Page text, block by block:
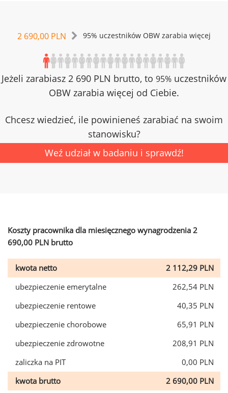
2 690,00 PLN 95% uczestników OBW zarabia więcej
Jeżeli zarabiasz 2 690 PLN brutto, to 95% uczestników
OBW zarabia więcej od Ciebie.
Chcesz wiedzieć, ile powinieneś zarabiać na swoim
stanowisku?
Weź udział w badaniu i sprawdź!
Koszty pracownika dla miesięcznego wynagrodzenia 2
690,00 PLN brutto
kwota netto
2 112,29 PLN
ubezpieczenie emerytalne
262,54 PLN
ubezpieczenie rentowe
40,35 PLN
ubezpieczenie chorobowe
65,91 PLN
ubezpieczenie zdrowotne
208,91 PLN
zaliczka na PIT
0,00 PLN
kwota brutto
2 690,00 PLN